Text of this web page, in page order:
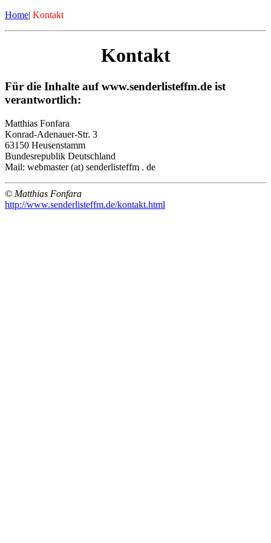
Home| Kontakt
Kontakt
Für die Inhalte auf www.senderlisteffm.de ist
verantwortlich:
Matthias Fonfara
Konrad-Adenauer-Str. 3
63150 Heusenstamm
Bundesrepublik Deutschland
Mail: webmaster (at) senderlisteffm . de
© Matthias Fonfara
http://www.senderlisteffm.de/kontakt.html